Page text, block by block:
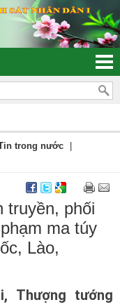
– HIỆU QUẢ”
trong nước
truyền, phối
ma túy
Lào,
Thượng tướng